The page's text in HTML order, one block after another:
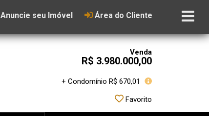
Anuncie seu Imóvel Área do Cliente
Venda
R$ 3.980.000,00
+ Condomínio R$ 670,01
Favorito